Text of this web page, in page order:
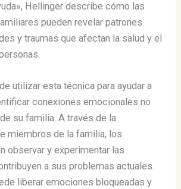
Hellinger describe cómo las
pueden revelar patrones
y traumas que afectan la salud y el
utilizar esta técnica para ayudar a
conexiones emocionales no
su familia. A través de la
miembros de la familia, los
observar y experimentar las
a sus problemas actuales.
liberar emociones bloqueadas y